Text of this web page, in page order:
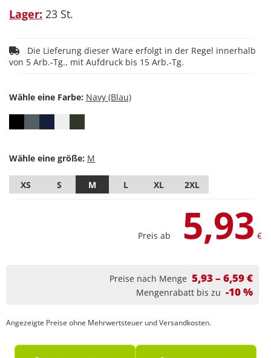
Lager: 23 St.
von 5 Arb.-Tg., mit Aufdruck bis 15 Arb.-Tg.
Wähle eine Farbe:
Wähle eine größe:
XS S M L XL 2XL
Preis ab 5,93 €
Preise nach Menge 5,93 – 6,59 €
Mengenrabatt bis zu -10 %
Angezeigte Preise ohne Mehrwertsteuer und Versandkosten.